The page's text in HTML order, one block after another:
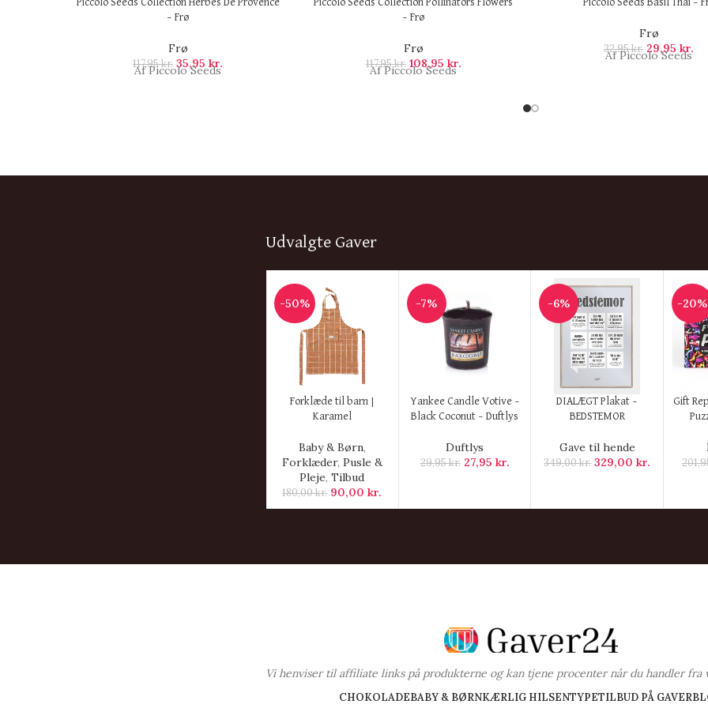
Piccolo Seeds Collection Herbes De Provence
– Frø
Frø
117,95kr. 35,95 kr.
Af Piccolo Seeds
Piccolo Seeds Collection Pollinators Flowers
– Frø
Frø
117,95kr. 108,95 kr.
Af Piccolo Seeds
Piccolo Seeds Basil Thai –
Frø
32,95kr. 29,95 kr.
Af Piccolo Seeds
Udvalgte Gaver
-50%
KØB HER
Forklæde til barn |
Karamel
Baby & Børn,
Forklæder, Pusle &
Pleje,Tilbud
180,00kr. 90,00kr.
-7%
KØB HER
Yankee Candle Votive –
Black Coconut – Duftlys
Duftlys
29,95kr. 27,95 kr.
-6%
KØB HER
DIALÆGT Plakat –
BEDSTEMOR
Gave til hende
349,00kr. 329,00kr.
-20%
KØB
Gift
Vi henviser til affiliate links på produkterne og kan tjene procenter når du handler fra
CHOKOLADEBABY & BØRNKÆRLIG HILSENTYPETILBUD PÅ GAVER